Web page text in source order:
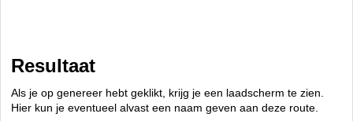
Resultaat
Als je op genereer hebt geklikt, krijg je een laadscherm te zien.
Hier kun je eventueel alvast een naam geven aan deze route.